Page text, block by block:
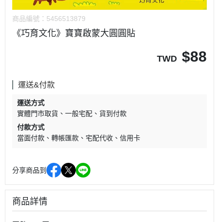
商品編號： 5456513879
《巧育文化》寶寶啟蒙大圓圓貼
TWD $88
運送&付款
運送方式
實體門市取貨
一般宅配
貨到付款
付款方式
當面付款
轉帳匯款 宅配代收 信用卡
分享商品到
商品詳情